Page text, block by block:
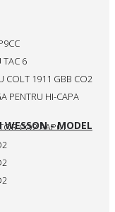
TAC 6
COLT 1911 GBB CO2
PENTRU HI-CAPA
CO2 AAP01
WESSON - MODEL